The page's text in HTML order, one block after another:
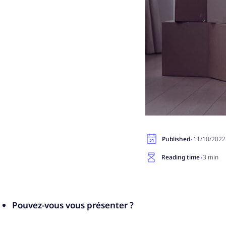
Published·11/10/2022
Reading time·3 min
Pouvez-vous vous présenter ?